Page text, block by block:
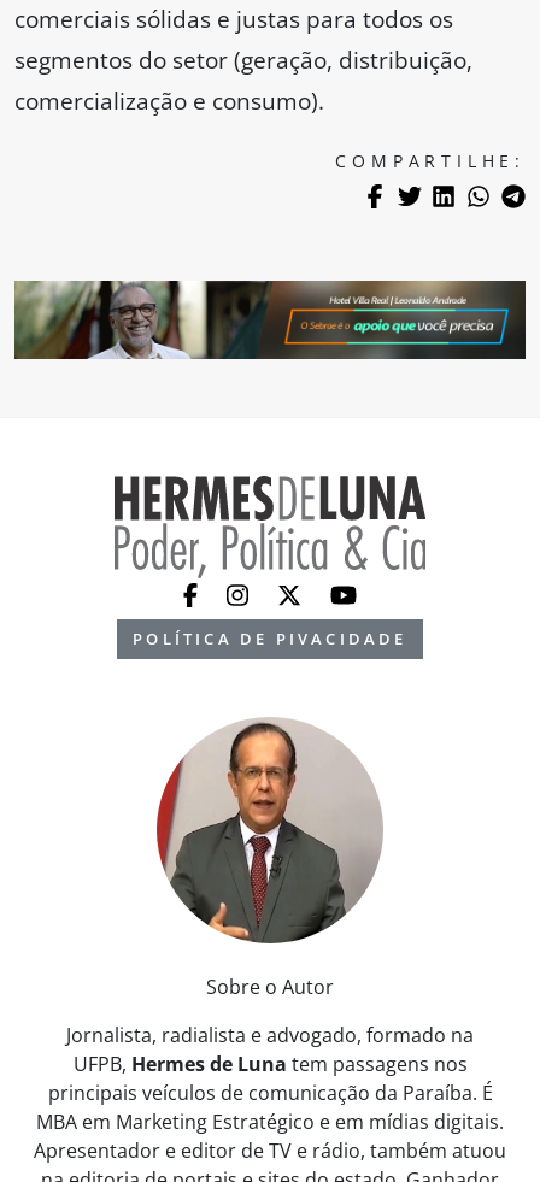
comerciais sólidas e justas para todos os
segmentos do setor (geração, distribuição,
comercialização e consumo).
COMPARTILHE:
POLÍTICA DE PIVACIDADE
Sobre o Autor
Jornalista, radialista e advogado, formado na
UFPB, Hermes de Luna tem passagens nos
principais veículos de comunicação da Paraíba. É
MBA em Marketing Estratégico e em mídias digitais.
Apresentador e editor de TV e rádio, também atuou